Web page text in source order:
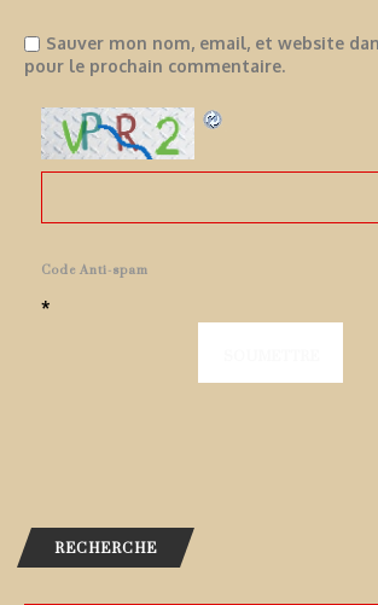
Sauver mon nom, email, et website
pour le prochain commentaire.
Code Anti-spam
*
RECHERCHE